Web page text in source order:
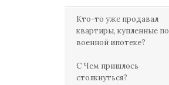
Кто-то уже продавал
квартиры, купленные по
военной ипотеке?
С Чем пришлось
столкнуться?